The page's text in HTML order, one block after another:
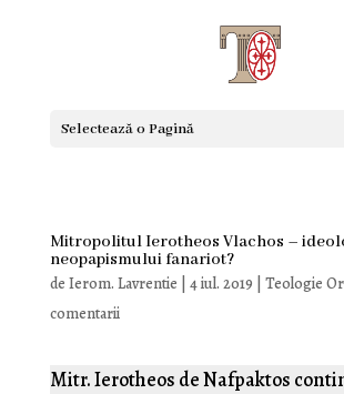
Selectează o Pagină
Mitropolitul Ierotheos Vlachos –
neopapismului fanariot?
de Ierom. Lavrentie 4 iul. 2019 Teologie
comentarii
Mitr. Ierotheos de Nafpaktos